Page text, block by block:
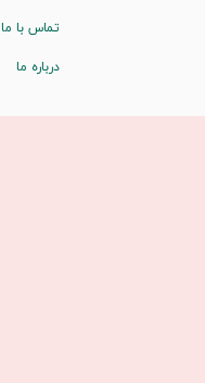
تماس با ما
درباره ما